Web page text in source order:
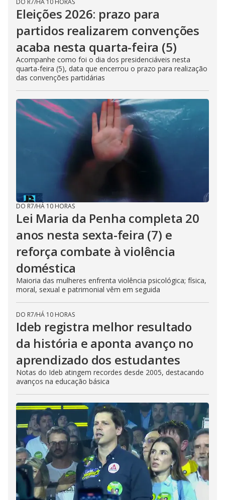
DO R7/HÁ 10 HORAS
Eleições 2026: prazo para
partidos realizarem convenções
acaba nesta quarta-feira (5)
Acompanhe como foi o dia dos presidenciáveis nesta
quarta-feira (5), data que encerrou o prazo para realização
das convenções partidárias
DO R7/HÁ 10 HORAS
Lei Maria da Penha completa 20
anos nesta sexta-feira (7) e
reforça combate à violência
doméstica
Maioria das mulheres enfrenta violência psicológica; física,
moral, sexual e patrimonial vêm em seguida
DO R7/HÁ 10 HORAS
Ideb registra melhor resultado
da história e aponta avanço no
aprendizado dos estudantes
Notas do Ideb atingem recordes desde 2005, destacando
avanços na educação básica